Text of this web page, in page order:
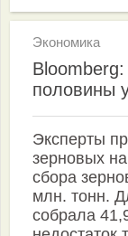
Экономика
половины
Эксперты
зерновых
сбора
млн. тонн.
собрала